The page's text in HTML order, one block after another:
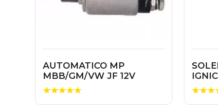
AUTOMATICO MP
MBB/GM/VW JF 12V